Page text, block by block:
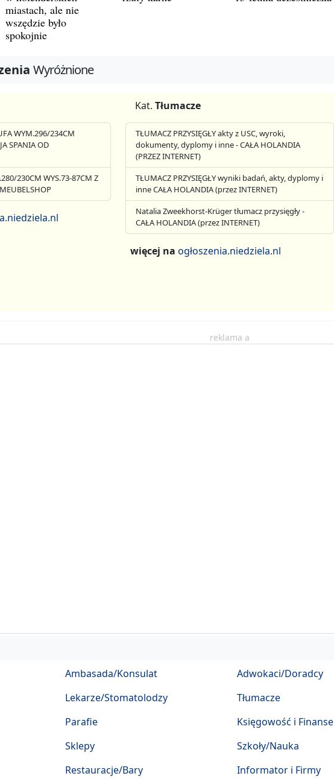
miastach, ale nie
wszędzie było
spokojnie
Wyróżnione
WYM.296/234CM
SPANIA OD
230CM WYS.73-87CM Z
Kat. Tłumacze
TŁUMACZ PRZYSIĘGŁY akty z USC, wyroki,
dokumenty, dyplomy i inne - CAŁA HOLANDIA
(PRZEZ INTERNET)
TŁUMACZ PRZYSIĘGŁY wyniki badań, akty, dyplomy i
inne CAŁA HOLANDIA (przez INTERNET)
Natalia Zweekhorst-Krüger tłumacz przysięgły -
CAŁA HOLANDIA (przez INTERNET)
więcej naogłoszenia.niedziela.nl
reklama a
Ambasada/Konsulat
Lekarze/Stomatolodzy
Parafie
Sklepy
Restauracje/Bary
Adwokaci/Doradcy
Tłumacze
Księgowość i Finanse
Szkoły/Nauka
Informator i Firmy